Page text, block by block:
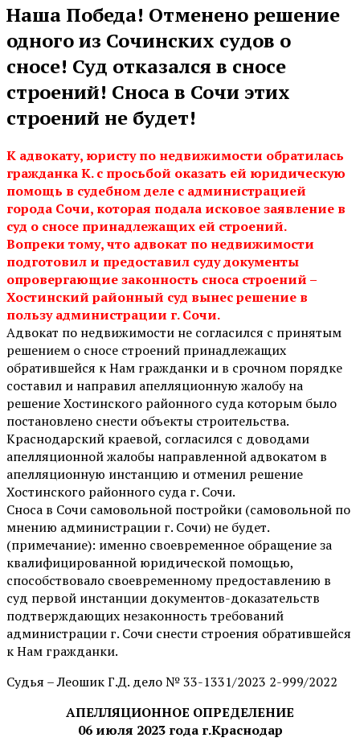
Наша Победа! Отменено решение
одного из Сочинских судов о
сносе! Суд отказался в сносе
строений! Сноса в Сочи этих
строений не будет!
К адвокату, юристу по недвижимости обратилась
гражданка К. с просьбой оказать ей юридическую
помощь в судебном деле с администрацией
города Сочи, которая подала исковое заявление в
суд о сносе принадлежащих ей строений.
Вопреки тому, что адвокат по недвижимости
подготовил и предоставил суду документы
опровергающие законность сноса строений –
Хостинский районный суд вынес решение в
пользу администрации г. Сочи.
Адвокат по недвижимости не согласился с принятым
решением о сносе строений принадлежащих
обратившейся к Нам гражданки и в срочном порядке
составил и направил апелляционную жалобу на
решение Хостинского районного суда которым было
постановлено снести объекты строительства.
Краснодарский краевой, согласился с доводами
апелляционной жалобы направленной адвокатом в
апелляционную инстанцию и отменил решение
Хостинского районного суда г. Сочи.
Сноса в Сочи самовольной постройки (самовольной по
мнению администрации г. Сочи) не будет.
(примечание): именно своевременное обращение за
квалифицированной юридической помощью,
способствовало своевременному предоставлению в
суд первой инстанции документов-доказательств
подтверждающих незаконность требований
администрации г. Сочи снести строения обратившейся
к Нам гражданки.
Судья – Леошик Г.Д. дело № 33-1331/2023 2-999/2022
АПЕЛЛЯЦИОННОЕ ОПРЕДЕЛЕНИЕ
06 июля 2023 года г.Краснодар